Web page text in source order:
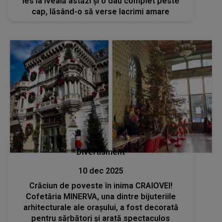
cap, lăsând-o să verse lacrimi amare
Divertisment
10 dec 2025
Crăciun de poveste în inima CRAIOVEI!
Cofetăria MINERVA, una dintre bijuteriile
arhitecturale ale orașului, a fost decorată
pentru sărbători și arată spectaculos